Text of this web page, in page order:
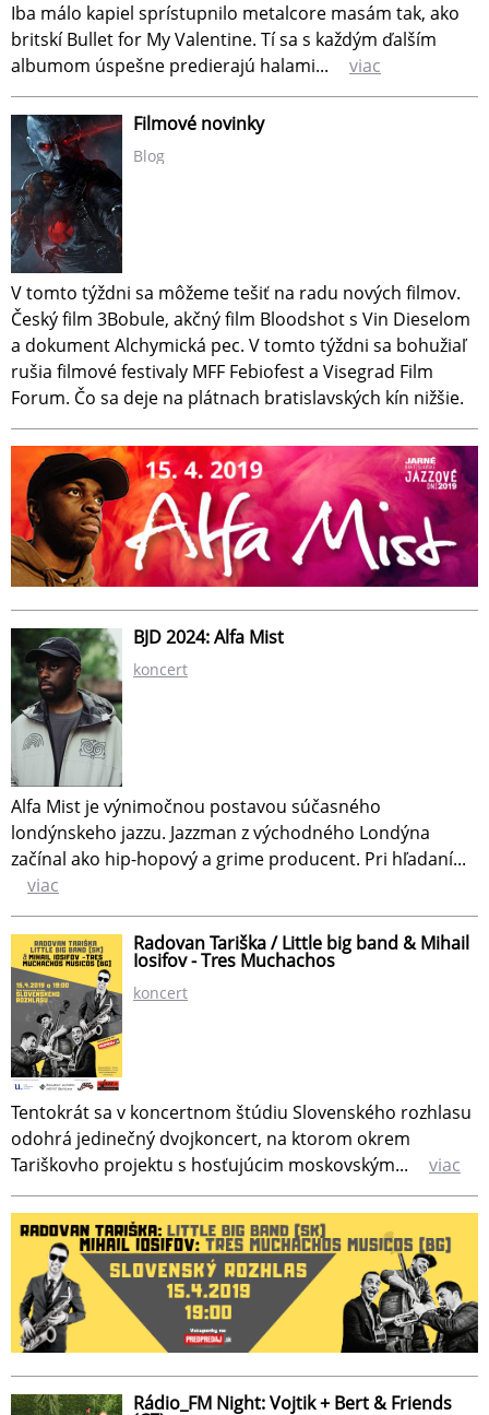
Iba málo kapiel sprístupnilo metalcore masám tak, ako
britskí Bullet for My Valentine. Tí sa s každým ďalším
albumom úspešne predierajú halami...
viac
Filmové novinky
Blog
V tomto týždni sa môžeme tešiť na radu nových filmov.
Český film 3Bobule, akčný film Bloodshot s Vin Dieselom
a dokument Alchymická pec. V tomto týždni sa bohužiaľ
rušia filmové festivaly MFF Febiofest a Visegrad Film
Forum. Čo sa deje na plátnach bratislavských kín nižšie.
BJD 2024: Alfa Mist
koncert
Alfa Mist je výnimočnou postavou súčasného
londýnskeho jazzu. Jazzman z východného Londýna
začínal ako hip-hopový a grime producent. Pri hľadaní...
viac
Radovan Tariška / Little big band & Mihail
Iosifov - Tres Muchachos
koncert
Tentokrát sa v koncertnom štúdiu Slovenského rozhlasu
odohrá jedinečný dvojkoncert, na ktorom okrem
Tariškovho projektu s hosťujúcim moskovským...
viac
Rádio_FM Night: Vojtik + Bert & Friends